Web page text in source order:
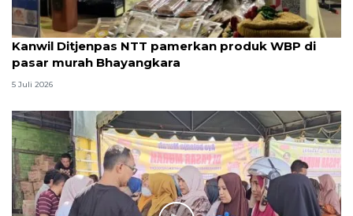
Kanwil Ditjenpas NTT pamerkan produk WBP di
pasar murah Bhayangkara
5 Juli 2026